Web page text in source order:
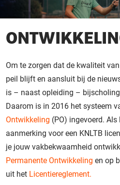
Om te zorgen dat de kwaliteit
peil blijft en aansluit bij de
is – naast opleiding –
Daarom is in 2016 het systeem
Ontwikkeling (PO) ingevoerd.
aanmerking voor een KNLTB
je jouw vakbekwaamheid
Permanente Ontwikkeling en op
uit het Licentiereglement.